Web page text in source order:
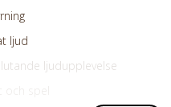
ljud
ljudupplevelse
spel